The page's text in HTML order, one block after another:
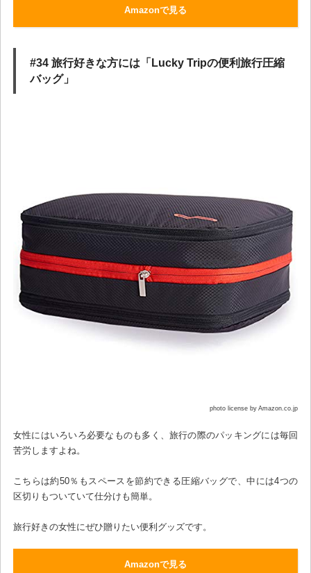
Amazonで見る
#34 旅行好きな方には「Lucky Tripの便利旅行圧縮
バッグ」
photo license by Amazon.co.jp
女性にはいろいろ必要なものも多く、旅行の際のパッキングには毎回
苦労しますよね。
こちらは約50％もスペースを節約できる圧縮バッグで、中には4つの
区切りもついていて仕分けも簡単。
旅行好きの女性にぜひ贈りたい便利グッズです。
Amazonで見る